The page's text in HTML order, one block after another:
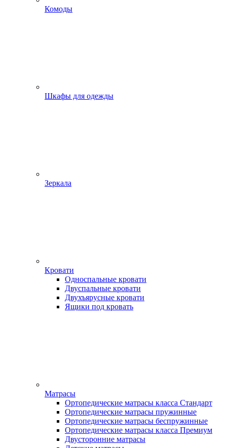
Комоды
Шкафы для одежды
Зеркала
Кровати
Односпальные кровати
Двуспальные кровати
Двухъярусные кровати
Ящики под кровать
Матрасы
Ортопедические матрасы класса Стандарт
Ортопедические матрасы пружинные
Ортопедические матрасы беспружинные
Ортопедические матрасы класса Премиум
Двусторонние матрасы